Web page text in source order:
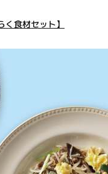
く食材セット】